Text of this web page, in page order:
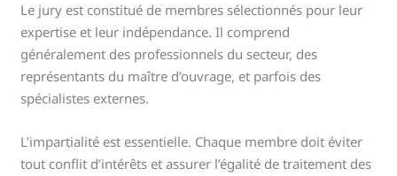
Le jury est constitué de membres sélectionnés pour leur
expertise et leur indépendance. Il comprend
généralement des professionnels du secteur, des
représentants du maître d’ouvrage, et parfois des
spécialistes externes.
L’impartialité est essentielle. Chaque membre doit éviter
tout conflit d’intérêts et assurer l’égalité de traitement des